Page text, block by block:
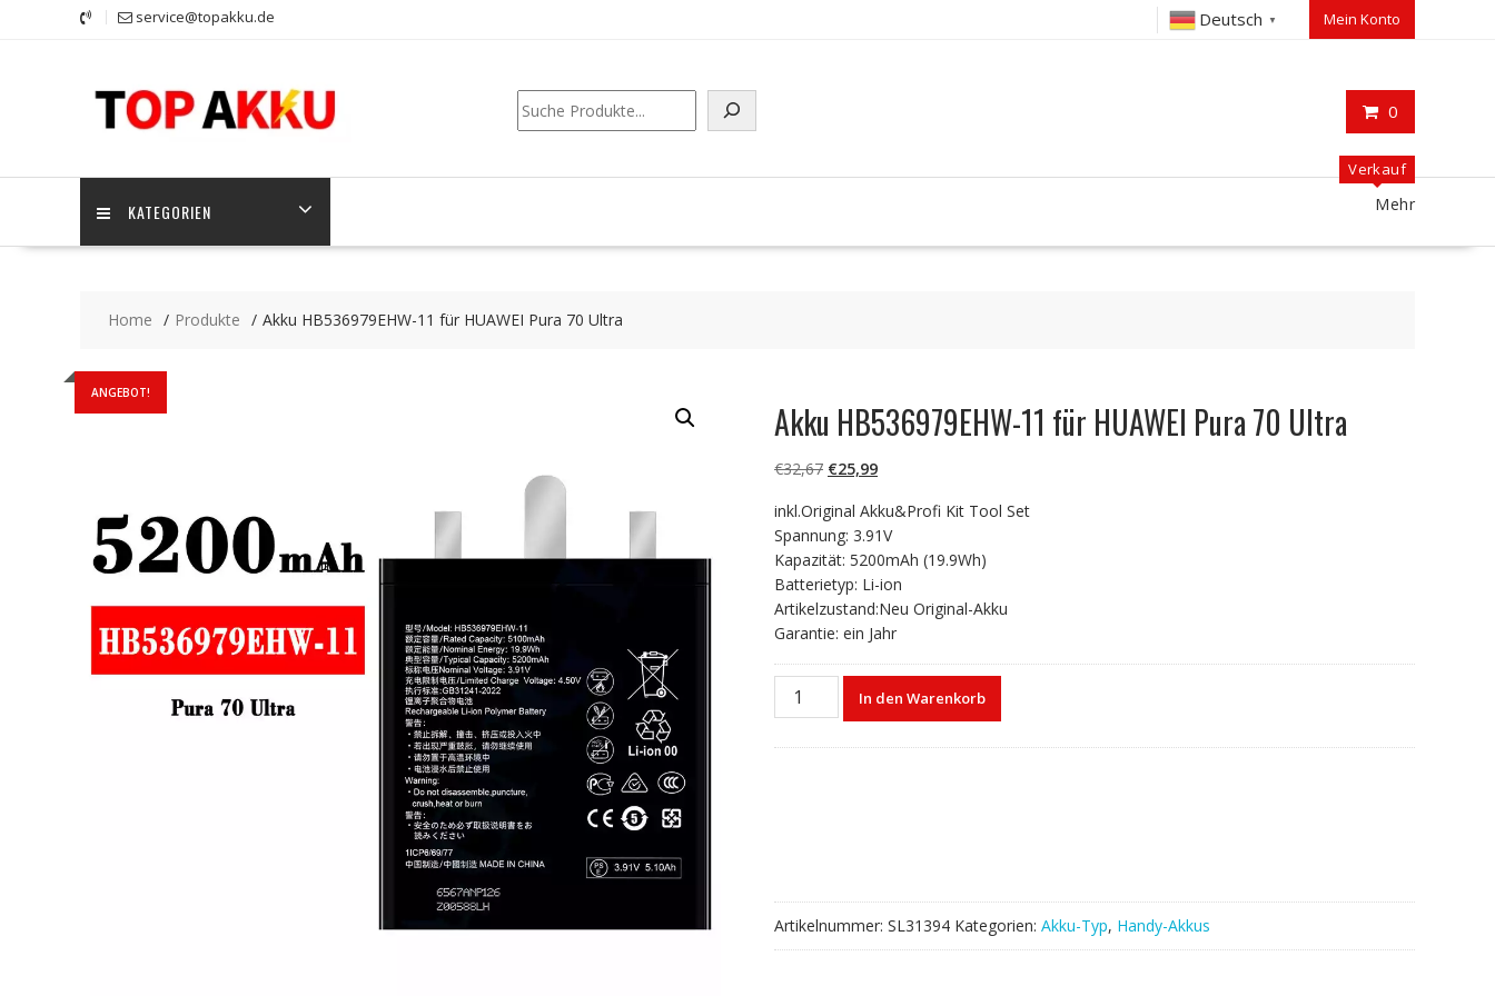
service@topakku.de Deutsch ▼ Mein Konto
0
Suchen
KATEGORIEN
Verkauf
Mehr
Home Produkte Akku HB536979EHW-11 für HUAWEI Pura 70 Ultra
ANGEBOT!
Akku HB536979EHW-11 für HUAWEI Pura 70 Ultra
€32,67 Ursprünglicher
war:
€32,67
€25,99Aktueller
ist:
€25,99.
inkl.Original Akku&Profi Kit Tool Set
Spannung: 3.91V
Kapazität: 5200mAh (19.9Wh)
Batterietyp: Li-ion
Artikelzustand:Neu Original-Akku
Garantie: ein Jahr
Akku
HB536979EHW-
In den Warenkorb
Artikelnummer: SL31394 Kategorien: Akku-Typ, Handy-Akkus